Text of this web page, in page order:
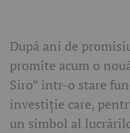
După ani de
promite acum o
Siro” într-o stare
investiție care,
un simbol al